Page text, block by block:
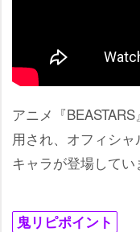
アニメ『
用され、オフィシ
キャラが登場してい
鬼リピポイント